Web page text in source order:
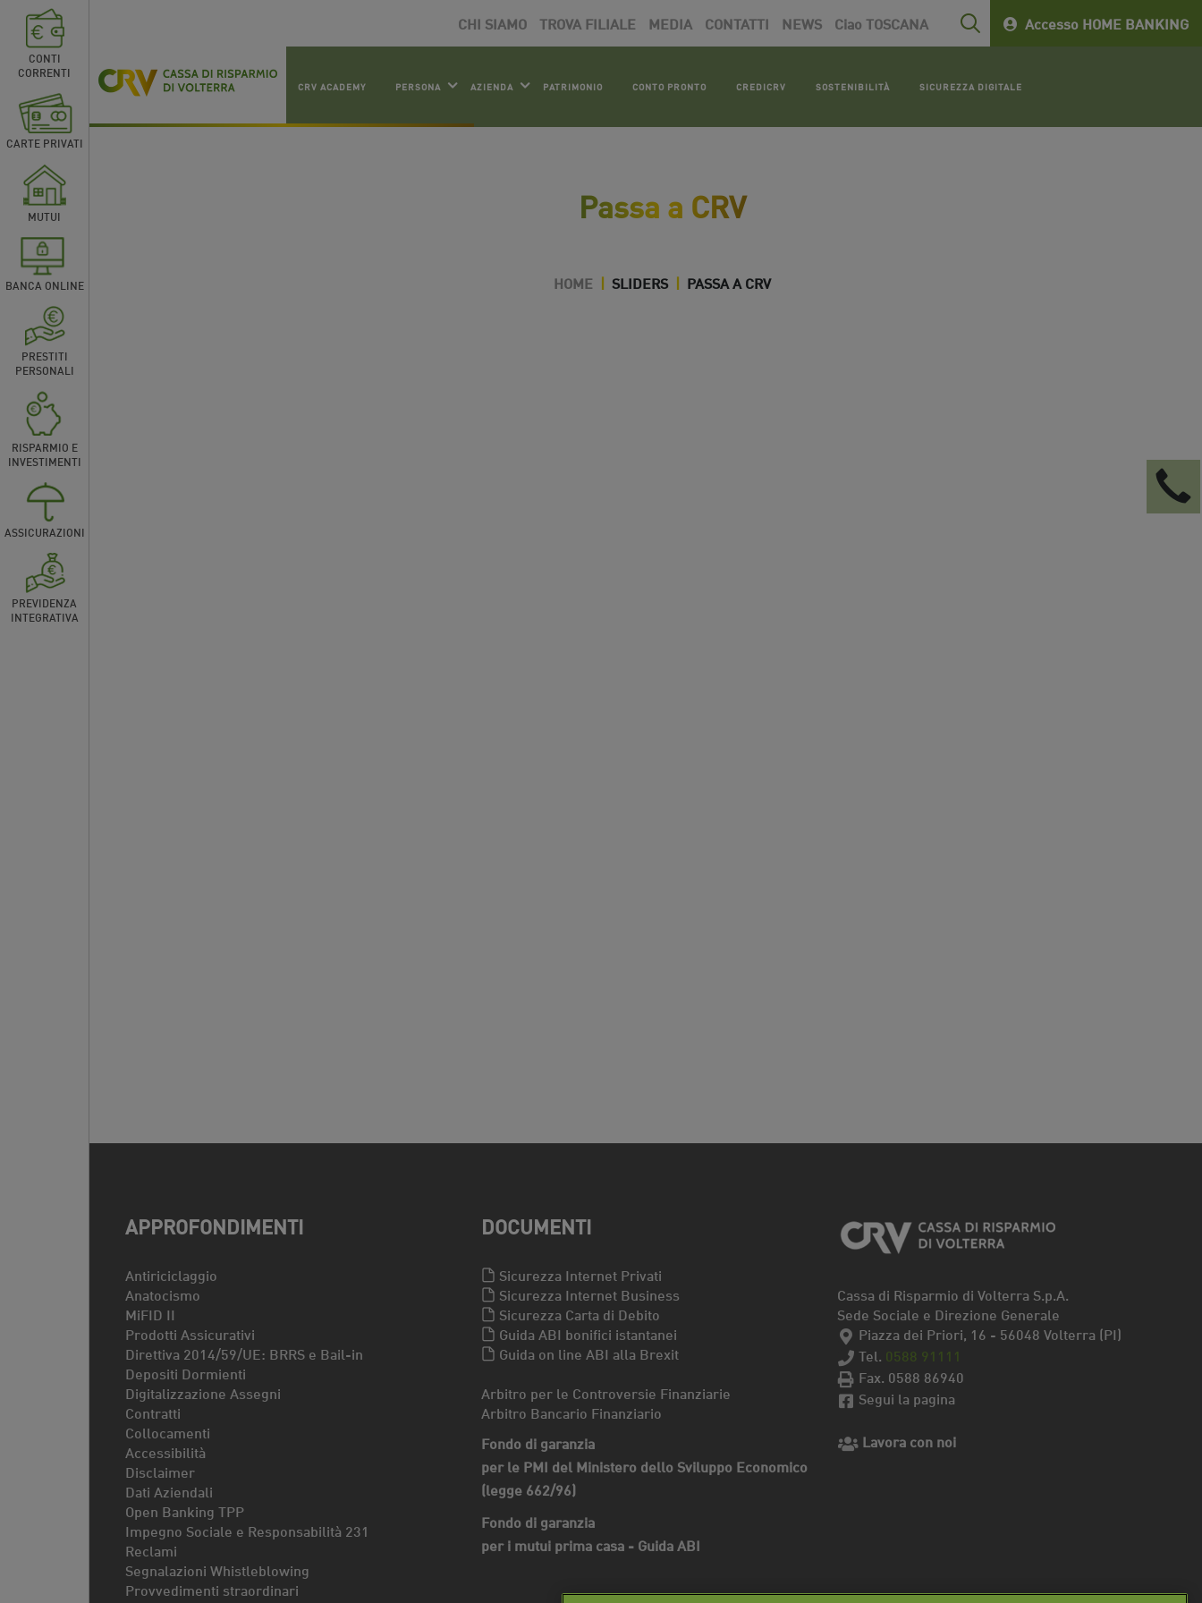
Accesso HOME BANKING
CHI SIAMO TROVA FILIALE MEDIA CONTATTI NEWS Ciao TOSCANA
CRV ACADEMY PERSONA AZIENDA PATRIMONIO CONTO PRONTO CREDICRV SOSTENIBILITÀ SICUREZZA DIGITALE
CONTI
CORRENTI
CARTE PRIVATI
MUTUI
BANCA ONLINE
PRESTITI
PERSONALI
RISPARMIO E
INVESTIMENTI
ASSICURAZIONI
PREVIDENZA
INTEGRATIVA
Passa a CRV
HOME | SLIDERS | PASSA A CRV
APPROFONDIMENTI
Antiriciclaggio
Anatocismo
MiFID II
Prodotti Assicurativi
Direttiva 2014/59/UE: BRRS e Bail-in
Depositi Dormienti
Digitalizzazione Assegni
Contratti
Collocamenti
Accessibilità
Disclaimer
Dati Aziendali
Open Banking TPP
Impegno Sociale e Responsabilità 231
Reclami
Segnalazioni Whistleblowing
Provvedimenti straordinari
DOCUMENTI
Sicurezza Internet Privati
Sicurezza Internet Business
Sicurezza Carta di Debito
Guida ABI bonifici istantanei
Guida on line ABI alla Brexit
Arbitro per le Controversie Finanziarie
Arbitro Bancario Finanziario
Fondo di garanzia
per le PMI del Ministero dello Sviluppo Economico
(legge 662/96)
Fondo di garanzia
per i mutui prima casa - Guida ABI
Cassa di Risparmio di Volterra S.p.A.
Sede Sociale e Direzione Generale
Piazza dei Priori, 16 - 56048 Volterra (PI)
Tel. 0588 91111
Fax. 0588 86940
Segui la pagina
Lavora con noi